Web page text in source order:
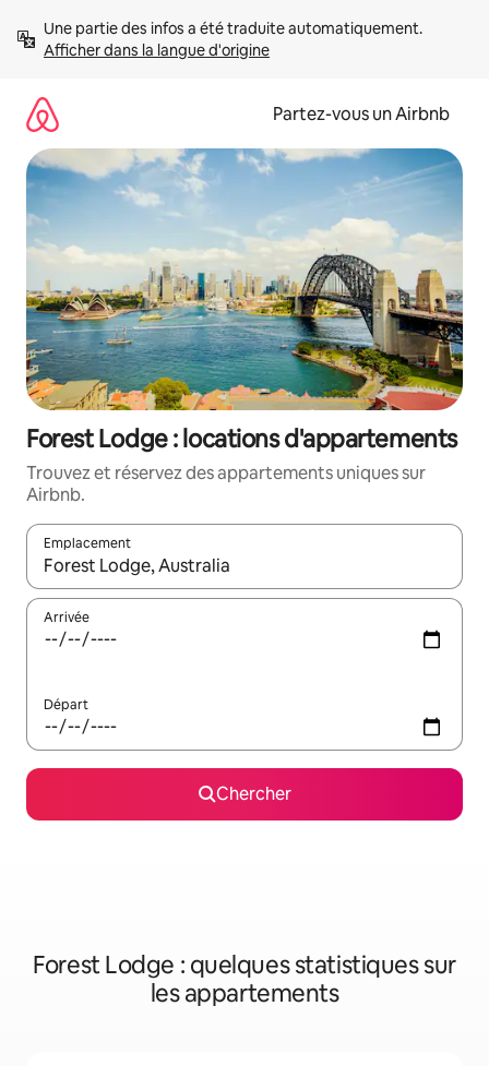
directement
Afficher dans la langue d'origine
Partez-vous un Airbnb
Forest Lodge : locations d'appartements
Trouvez et réservez des appartements uniques sur
Airbnb.
Emplacement
Quand les résultats sont affichés, parcourez-les en utilisant
Arrivée
Départ
Chercher
Forest Lodge : quelques statistiques sur
les appartements